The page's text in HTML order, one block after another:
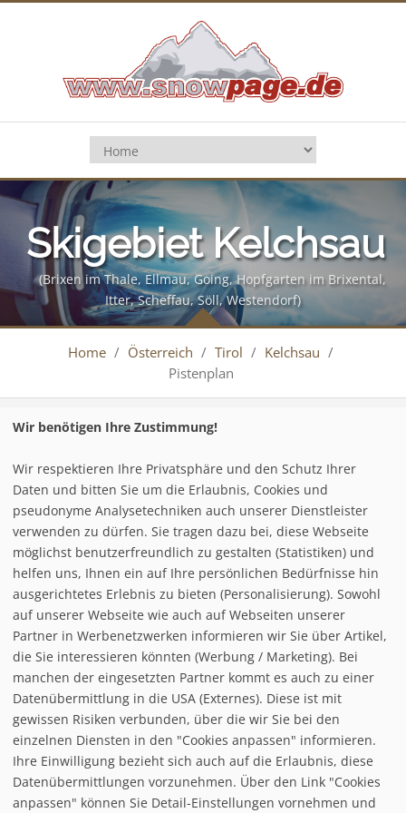
Skigebiet Kelchsau
(Brixen im Thale, Ellmau, Going, Hopfgarten im Brixental,
Itter, Scheffau, Söll, Westendorf)
Home / Österreich / Tirol / Kelchsau /
Pistenplan
Pistenplan Kelchsau Skiwelt
follow us on facebook
Home
Wir benötigen Ihre Zustimmung!
Wir respektieren Ihre Privatsphäre und den Schutz Ihrer
Daten und bitten Sie um die Erlaubnis, Cookies und
pseudonyme Analysetechniken auch unserer Dienstleister
verwenden zu dürfen. Sie tragen dazu bei, diese Webseite
möglichst benutzerfreundlich zu gestalten (Statistiken) und
helfen uns, Ihnen ein auf Ihre persönlichen Bedürfnisse hin
ausgerichtetes Erlebnis zu bieten (Personalisierung). Sowohl
auf unserer Webseite wie auch auf Webseiten unserer
Partner in Werbenetzwerken informieren wir Sie über Artikel,
die Sie interessieren könnten (Werbung / Marketing). Bei
manchen der eingesetzten Partner kommt es auch zu einer
Datenübermittlung in die USA (Externes). Diese ist mit
gewissen Risiken verbunden, über die wir Sie bei den
einzelnen Diensten in den "Cookies anpassen" informieren.
Ihre Einwilligung bezieht sich auch auf die Erlaubnis, diese
Datenübermittlungen vorzunehmen. Über den Link "Cookies
anpassen" können Sie Detail-Einstellungen vornehmen und